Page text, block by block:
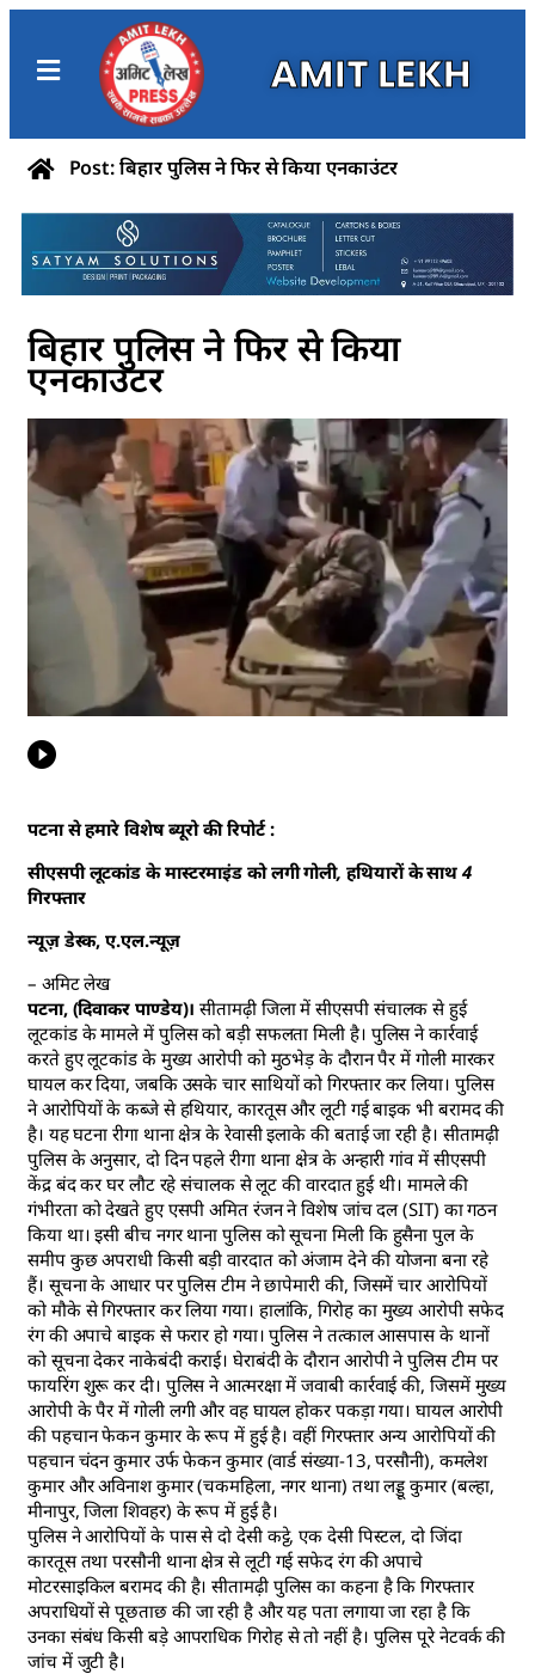
AMIT LEKH
Post: बिहार पुलिस ने फिर से किया एनकाउंटर
बिहार पुलिस ने फिर से किया
एनकाउंटर
पटना से हमारे विशेष ब्यूरो की रिपोर्ट :
सीएसपी लूटकांड के मास्टरमाइंड को लगी गोली, हथियारों के साथ 4
गिरफ्तार
न्यूज़ डेस्क, ए.एल.न्यूज़
– अमिट लेख
पटना, (दिवाकर पाण्डेय)। सीतामढ़ी जिला में सीएसपी संचालक से हुई
लूटकांड के मामले में पुलिस को बड़ी सफलता मिली है। पुलिस ने कार्रवाई
करते हुए लूटकांड के मुख्य आरोपी को मुठभेड़ के दौरान पैर में गोली मारकर
घायल कर दिया, जबकि उसके चार साथियों को गिरफ्तार कर लिया। पुलिस
ने आरोपियों के कब्जे से हथियार, कारतूस और लूटी गई बाइक भी बरामद की
है। यह घटना रीगा थाना क्षेत्र के रेवासी इलाके की बताई जा रही है। सीतामढ़ी
पुलिस के अनुसार, दो दिन पहले रीगा थाना क्षेत्र के अन्हारी गांव में सीएसपी
केंद्र बंद कर घर लौट रहे संचालक से लूट की वारदात हुई थी। मामले की
गंभीरता को देखते हुए एसपी अमित रंजन ने विशेष जांच दल (SIT) का गठन
किया था। इसी बीच नगर थाना पुलिस को सूचना मिली कि हुसैना पुल के
समीप कुछ अपराधी किसी बड़ी वारदात को अंजाम देने की योजना बना रहे
हैं। सूचना के आधार पर पुलिस टीम ने छापेमारी की, जिसमें चार आरोपियों
को मौके से गिरफ्तार कर लिया गया। हालांकि, गिरोह का मुख्य आरोपी सफेद
रंग की अपाचे बाइक से फरार हो गया। पुलिस ने तत्काल आसपास के थानों
को सूचना देकर नाकेबंदी कराई। घेराबंदी के दौरान आरोपी ने पुलिस टीम पर
फायरिंग शुरू कर दी। पुलिस ने आत्मरक्षा में जवाबी कार्रवाई की, जिसमें मुख्य
आरोपी के पैर में गोली लगी और वह घायल होकर पकड़ा गया। घायल आरोपी
की पहचान फेकन कुमार के रूप में हुई है। वहीं गिरफ्तार अन्य आरोपियों की
पहचान चंदन कुमार उर्फ फेकन कुमार (वार्ड संख्या-13, परसौनी), कमलेश
कुमार और अविनाश कुमार (चकमहिला, नगर थाना) तथा लड्डू कुमार (बल्हा,
मीनापुर, जिला शिवहर) के रूप में हुई है।
पुलिस ने आरोपियों के पास से दो देसी कट्टे, एक देसी पिस्टल, दो जिंदा
कारतूस तथा परसौनी थाना क्षेत्र से लूटी गई सफेद रंग की अपाचे
मोटरसाइकिल बरामद की है। सीतामढ़ी पुलिस का कहना है कि गिरफ्तार
अपराधियों से पूछताछ की जा रही है और यह पता लगाया जा रहा है कि
उनका संबंध किसी बड़े आपराधिक गिरोह से तो नहीं है। पुलिस पूरे नेटवर्क की
जांच में जुटी है।